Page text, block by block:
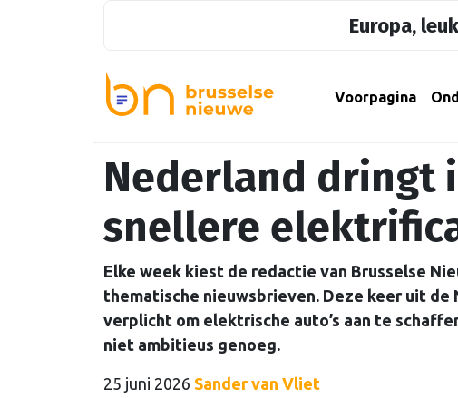
Europa,
Voorpagina
Nederland dringt
snellere
Elke week kiest de redactie van Brusselse
thematische nieuwsbrieven. Deze keer uit
verplicht om elektrische auto’s aan te
niet ambitieus genoeg.
25 juni 2026 Sander van Vliet